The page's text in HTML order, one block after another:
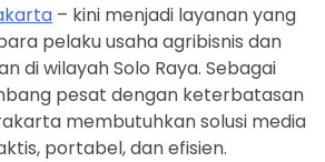
– kini menjadi layanan yang
pelaku usaha agribisnis dan
di wilayah Solo Raya. Sebagai
pesat dengan keterbatasan
membutuhkan solusi media
portabel, dan efisien.